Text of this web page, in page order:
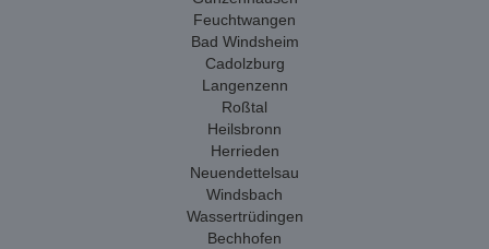
Feuchtwangen
Bad Windsheim
Cadolzburg
Langenzenn
Roßtal
Heilsbronn
Herrieden
Neuendettelsau
Windsbach
Wassertrüdingen
Bechhofen